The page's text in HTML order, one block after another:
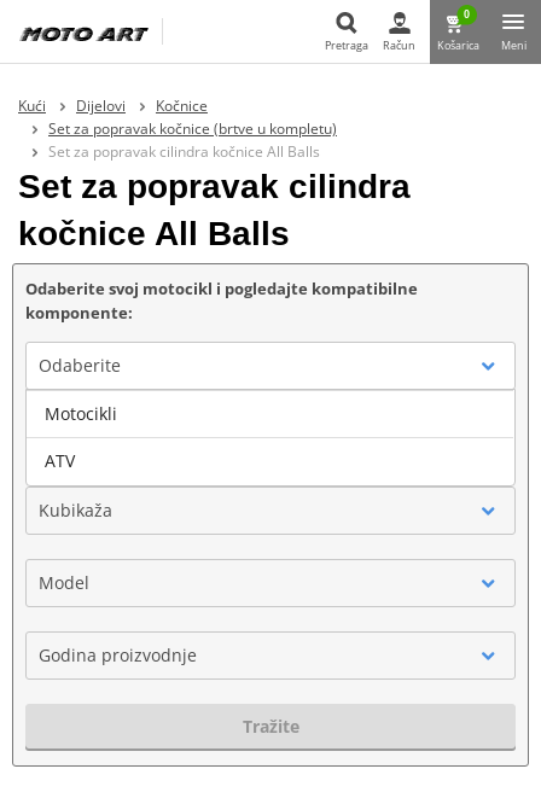
Pretraga Račun
0
Košarica Meni
Kući Dijelovi
Kočnice
Set za popravak kočnice (brtve u kompletu)
Set za popravak cilindra kočnice All Balls
Set za popravak cilindra
kočnice All Balls
Odaberite svoj motocikl i pogledajte kompatibilne
komponente:
Odaberite
Marka
Kubikaža
Model
Godina proizvodnje
Tražite
Motocikli
ATV